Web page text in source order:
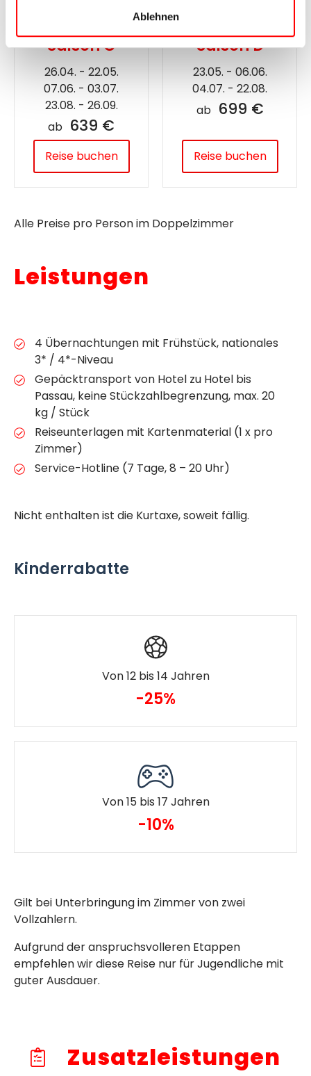
Ablehnen
Saison C
26.04. - 22.05.
07.06. - 03.07.
23.08. - 26.09.
ab 639 €
Reise buchen
Saison D
23.05. - 06.06.
04.07. - 22.08.
ab 699 €
Reise buchen
Alle Preise pro Person im Doppelzimmer
Leistungen
4 Übernachtungen mit Frühstück, nationales
3* / 4*-Niveau
Gepäcktransport von Hotel zu Hotel bis
Passau, keine Stückzahlbegrenzung, max. 20
kg / Stück
Reiseunterlagen mit Kartenmaterial (1 x pro
Zimmer)
Service-Hotline (7 Tage, 8 – 20 Uhr)
Nicht enthalten ist die Kurtaxe, soweit fällig.
Kinderrabatte
Von 12 bis 14 Jahren
-25%
Von 15 bis 17 Jahren
-10%
Gilt bei Unterbringung im Zimmer von zwei
Vollzahlern.
Aufgrund der anspruchsvolleren Etappen
empfehlen wir diese Reise nur für Jugendliche mit
guter Ausdauer.
Zusatzleistungen